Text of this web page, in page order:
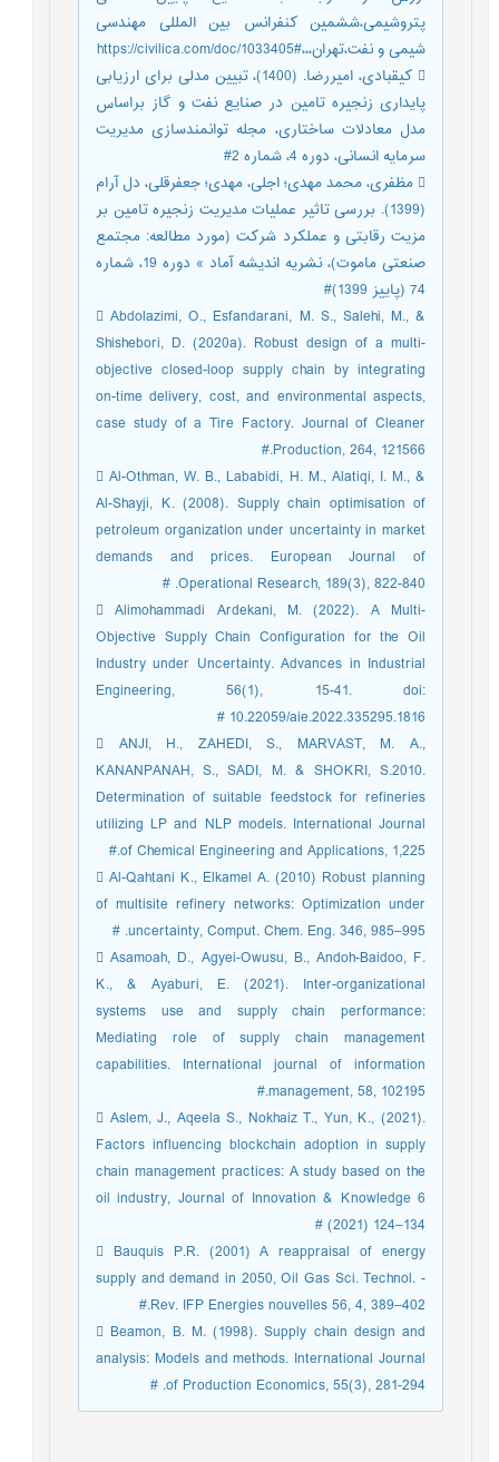
پتروشیمی،ششمین کنفرانس بین المللی مهندسی
شیمی و نفت،تهران،،،https://civilica.com/doc/1033405#
 کیقبادی، امیررضا. (1400)، تبیین مدلی برای ارزیابی
پایداری زنجیره تامین در صنایع نفت و گاز براساس
مدل معادلات ساختاری، مجله توانمندسازی مدیریت
سرمایه انسانی، دوره 4، شماره 2#
 مظفری، محمد مهدی؛ اجلی، مهدی؛ جعفرقلی، دل آرام
(1399). بررسی تاثیر عملیات مدیریت زنجیره تامین بر
مزیت رقابتی و عملکرد شرکت (مورد مطالعه: مجتمع
صنعتی ماموت)، نشریه اندیشه آماد » دوره 19، شماره
74 (پاییز 1399)#
 Abdolazimi, O., Esfandarani, M. S., Salehi, M., &
Shishebori, D. (2020a). Robust design of a multi-
objective closed-loop supply chain by integrating
on-time delivery, cost, and environmental aspects,
case study of a Tire Factory. Journal of Cleaner
Production, 264, 121566.#
 Al-Othman, W. B., Lababidi, H. M., Alatiqi, I. M., &
Al-Shayji, K. (2008). Supply chain optimisation of
petroleum organization under uncertainty in market
demands and prices. European Journal of
Operational Research, 189(3), 822-840. #
 Alimohammadi Ardekani, M. (2022). A Multi-
Objective Supply Chain Configuration for the Oil
Industry under Uncertainty. Advances in Industrial
Engineering, 56(1), 15-41. doi:
10.22059/aie.2022.335295.1816 #
 ANJI, H., ZAHEDI, S., MARVAST, M. A.,
KANANPANAH, S., SADI, M. & SHOKRI, S.2010.
Determination of suitable feedstock for refineries
utilizing LP and NLP models. International Journal
of Chemical Engineering and Applications, 1,225.#
 Al-Qahtani K., Elkamel A. (2010) Robust planning
of multisite refinery networks: Optimization under
uncertainty, Comput. Chem. Eng. 346, 985–995. #
 Asamoah, D., Agyei-Owusu, B., Andoh-Baidoo, F.
K., & Ayaburi, E. (2021). Inter-organizational
systems use and supply chain performance:
Mediating role of supply chain management
capabilities. International journal of information
management, 58, 102195.#
 Aslem, J., Aqeela S., Nokhaiz T., Yun, K., (2021).
Factors influencing blockchain adoption in supply
chain management practices: A study based on the
oil industry, Journal of Innovation & Knowledge 6
(2021) 124–134 #
 Bauquis P.R. (2001) A reappraisal of energy
supply and demand in 2050, Oil Gas Sci. Technol. -
Rev. IFP Energies nouvelles 56, 4, 389–402.#
 Beamon, B. M. (1998). Supply chain design and
analysis: Models and methods. International Journal
of Production Economics, 55(3), 281-294. #